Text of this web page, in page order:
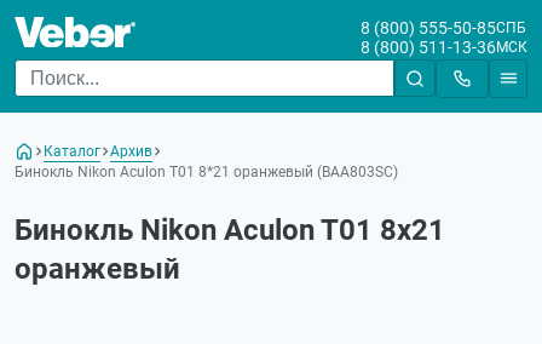
8 (800) 555-50-85СПБ
8 (800) 511-13-36МСК
Каталог Архив
Бинокль Nikon Aculon T01 8*21 оранжевый (ВАА803SC)
Бинокль Nikon Aculon T01 8x21
оранжевый